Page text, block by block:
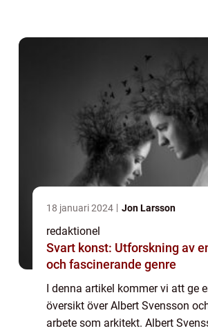
18 januari 2024 Jon Larsson
redaktionel
Svart konst: Utforskning av
och fascinerande genre
I denna artikel kommer vi att ge
översikt över Albert Svensson
arbete som arkitekt. Albert